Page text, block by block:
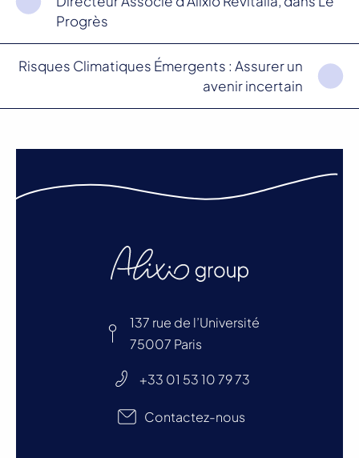
Progrès
Risques Climatiques Émergents : Assurer un
avenir incertain
137 rue de l’Université
75007 Paris
+33 01 53 10 79 73
Contactez-nous